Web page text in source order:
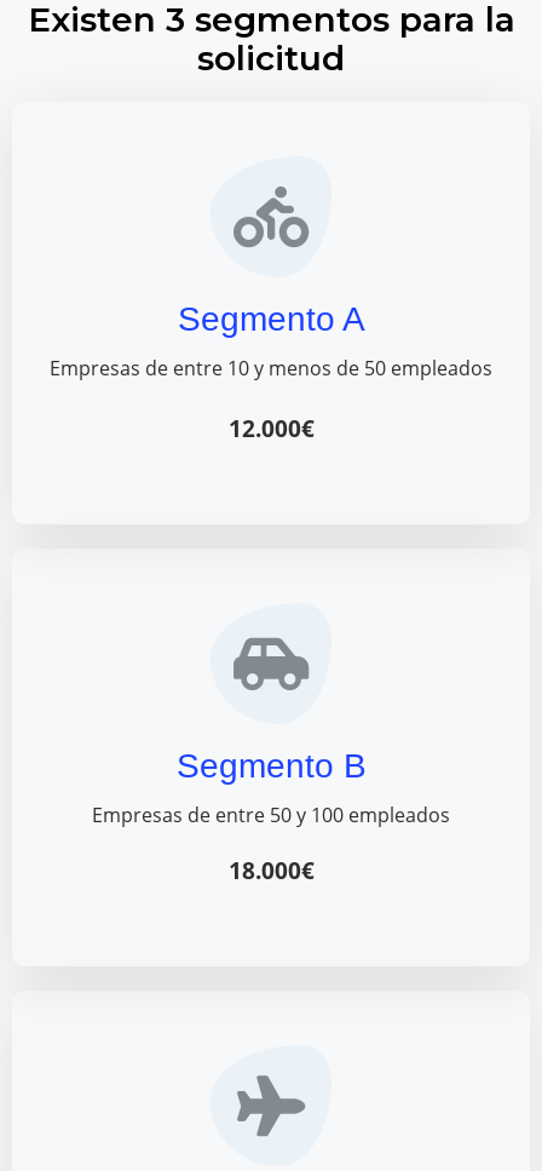
Existen 3 segmentos para la
solicitud
Segmento A
Empresas de entre 10 y menos de 50 empleados
12.000€
Segmento B
Empresas de entre 50 y 100 empleados
18.000€